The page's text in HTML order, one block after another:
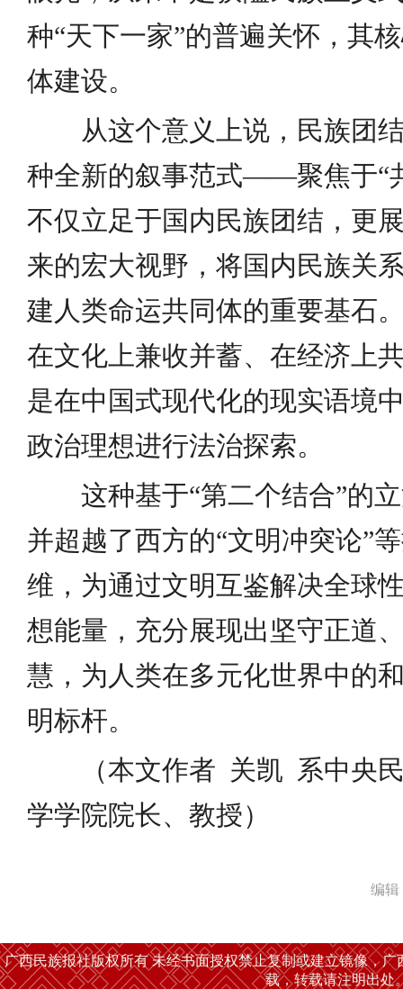
种“天下一家”的普遍关怀，其
体建设。
从这个意义上说，民族团
种全新的叙事范式——聚焦于“
不仅立足于国内民族团结，更
来的宏大视野，将国内民族关
建人类命运共同体的重要基石
在文化上兼收并蓄、在经济上
是在中国式现代化的现实语境
政治理想进行法治探索。
这种基于“第二个结合”的
并超越了西方的“文明冲突论”
维，为通过文明互鉴解决全球
想能量，充分展现出坚守正道
慧，为人类在多元化世界中的
明标杆。
（本文作者 关凯 系中央
学学院院长、教授）
编
广西民族报社版权所有 未经书面授权禁止复制或建立镜像，
载，转载请注明出处